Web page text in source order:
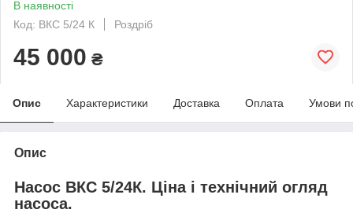
В наявності
Код: ВКС 5/24 К
Роздріб
45 000 ₴
Опис Характеристики Доставка Оплата Умови
Опис
Насос ВКС 5/24К. Ціна і технічний огляд
насоса.